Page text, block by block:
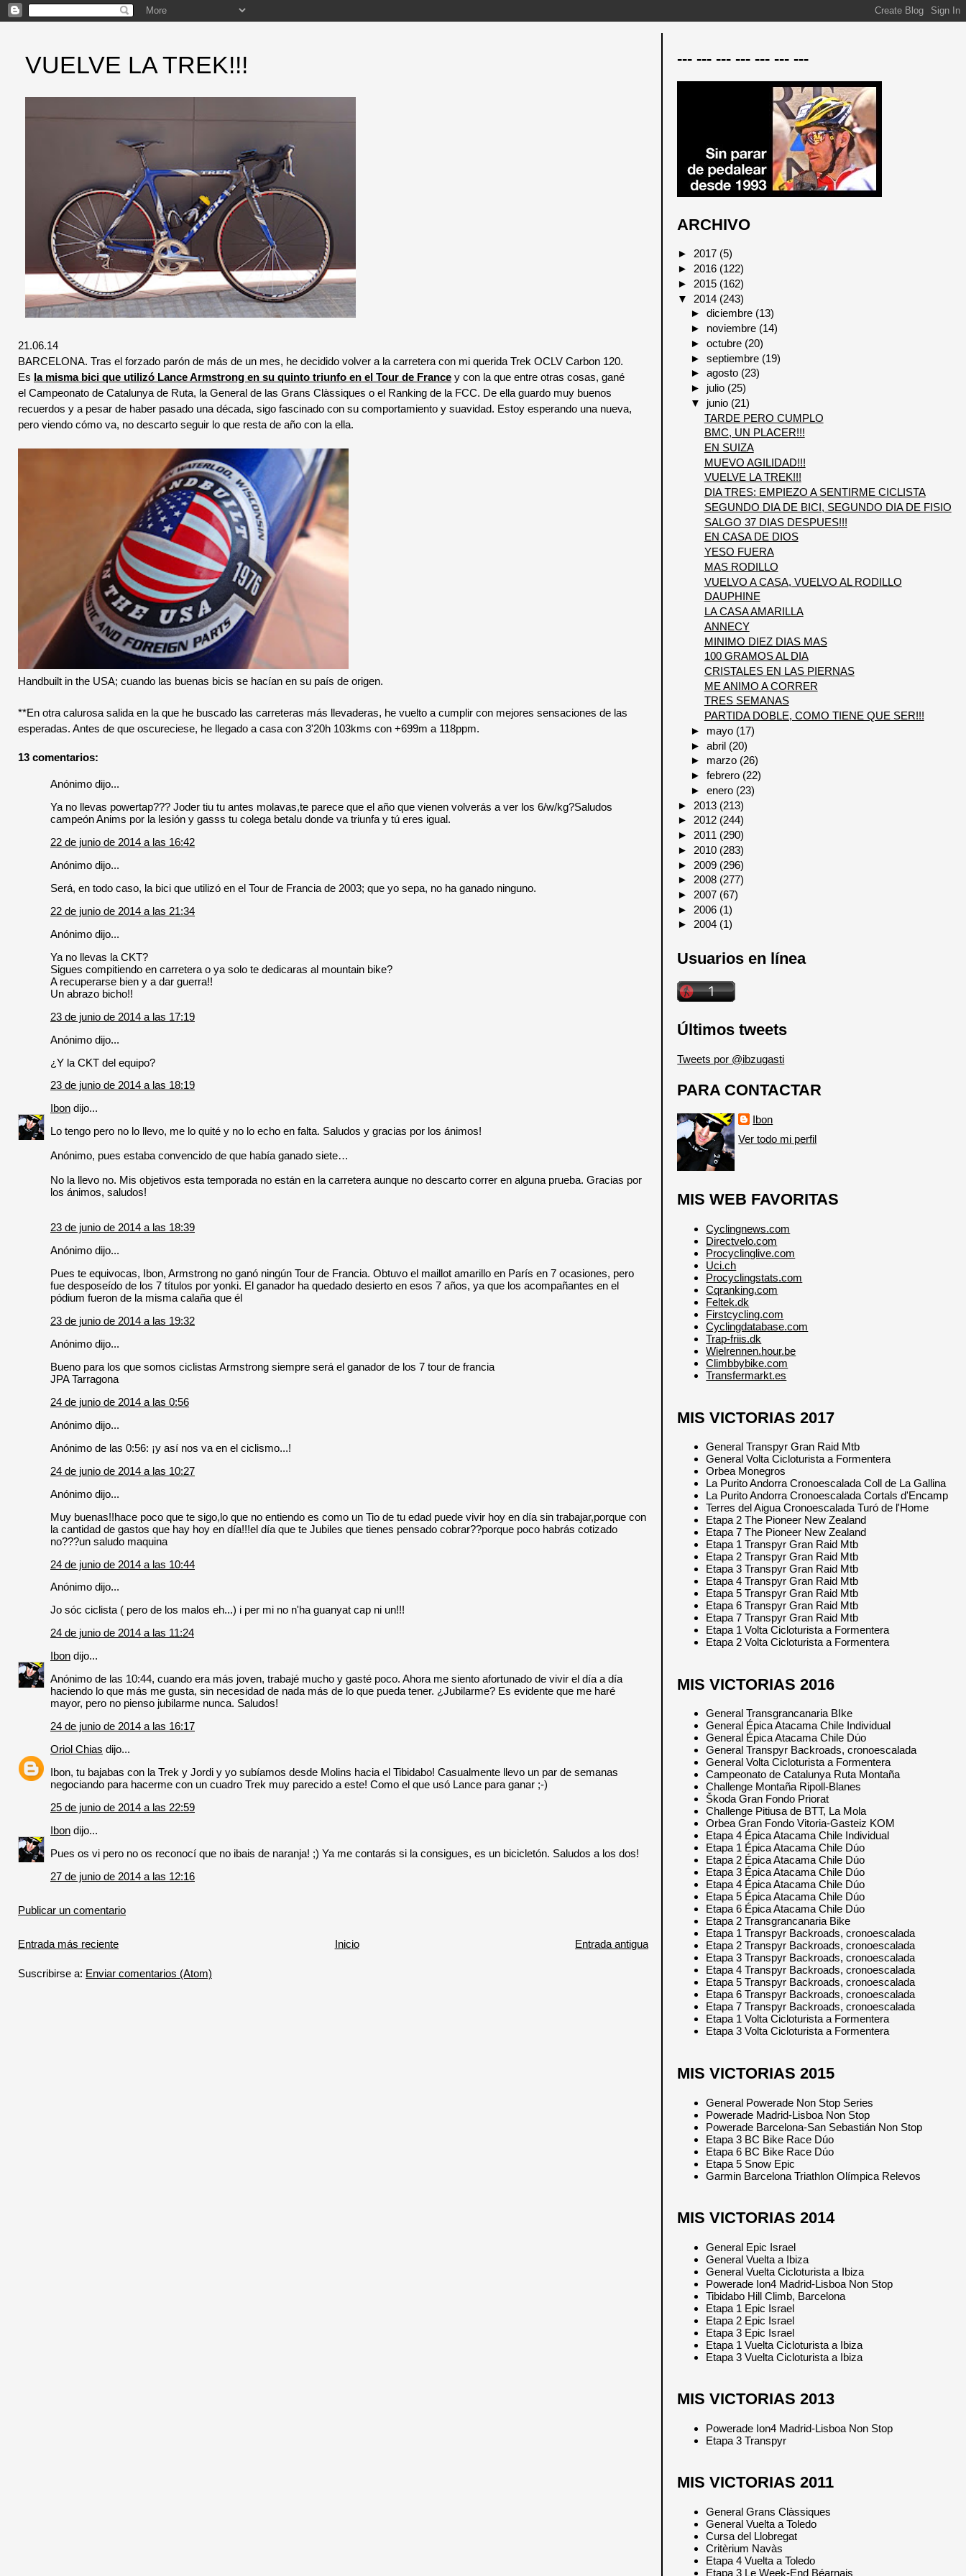
VUELVE LA TREK!!!
21.06.14
BARCELONA. Tras el forzado parón de más de un mes, he decidido volver a la carretera con mi querida Trek OCLV Carbon 120.
Es la misma bici que utilizó Lance Armstrong en su quinto triunfo en el Tour de France y con la que entre otras cosas, gané
el Campeonato de Catalunya de Ruta, la General de las Grans Clàssiques o el Ranking de la FCC. De ella guardo muy buenos
recuerdos y a pesar de haber pasado una década, sigo fascinado con su comportamiento y suavidad. Estoy esperando una nueva,
pero viendo cómo va, no descarto seguir lo que resta de año con la ella.
Handbuilt in the USA; cuando las buenas bicis se hacían en su país de origen.
**En otra calurosa salida en la que he buscado las carreteras más llevaderas, he vuelto a cumplir con mejores sensaciones de las
esperadas. Antes de que oscureciese, he llegado a casa con 3'20h 103kms con +699m a 118ppm.
13 comentarios:
Anónimo dijo...
Ya no llevas powertap??? Joder tiu tu antes molavas,te parece que el año que vienen volverás a ver los 6/w/kg?Saludos
campeón Anims por la lesión y gasss tu colega betalu donde va triunfa y tú eres igual.
22 de junio de 2014 a las 16:42
Anónimo dijo...
Será, en todo caso, la bici que utilizó en el Tour de Francia de 2003; que yo sepa, no ha ganado ninguno.
22 de junio de 2014 a las 21:34
Anónimo dijo...
Ya no llevas la CKT?
Sigues compitiendo en carretera o ya solo te dedicaras al mountain bike?
A recuperarse bien y a dar guerra!!
Un abrazo bicho!!
23 de junio de 2014 a las 17:19
Anónimo dijo...
¿Y la CKT del equipo?
23 de junio de 2014 a las 18:19
Ibon dijo...
Lo tengo pero no lo llevo, me lo quité y no lo echo en falta. Saludos y gracias por los ánimos!
Anónimo, pues estaba convencido de que había ganado siete…
No la llevo no. Mis objetivos esta temporada no están en la carretera aunque no descarto correr en alguna prueba. Gracias por
los ánimos, saludos!
23 de junio de 2014 a las 18:39
Anónimo dijo...
Pues te equivocas, Ibon, Armstrong no ganó ningún Tour de Francia. Obtuvo el maillot amarillo en París en 7 ocasiones, pero
fue desposeído de los 7 títulos por yonki. El ganador ha quedado desierto en esos 7 años, ya que los acompañantes en el
pódium fueron de la misma calaña que él
23 de junio de 2014 a las 19:32
Anónimo dijo...
Bueno para los que somos ciclistas Armstrong siempre será el ganador de los 7 tour de francia
JPA Tarragona
24 de junio de 2014 a las 0:56
Anónimo dijo...
Anónimo de las 0:56: ¡y así nos va en el ciclismo...!
24 de junio de 2014 a las 10:27
Anónimo dijo...
Muy buenas!!hace poco que te sigo,lo que no entiendo es como un Tio de tu edad puede vivir hoy en día sin trabajar,porque con
la cantidad de gastos que hay hoy en día!!!el día que te Jubiles que tienes pensado cobrar??porque poco habrás cotizado
no???un saludo maquina
24 de junio de 2014 a las 10:44
Anónimo dijo...
Jo sóc ciclista ( pero de los malos eh...) i per mi no n'ha guanyat cap ni un!!!
24 de junio de 2014 a las 11:24
Ibon dijo...
Anónimo de las 10:44, cuando era más joven, trabajé mucho y gasté poco. Ahora me siento afortunado de vivir el día a día
haciendo lo que más me gusta, sin necesidad de nada más de lo que pueda tener. ¿Jubilarme? Es evidente que me haré
mayor, pero no pienso jubilarme nunca. Saludos!
24 de junio de 2014 a las 16:17
Oriol Chias dijo...
Ibon, tu bajabas con la Trek y Jordi y yo subíamos desde Molins hacia el Tibidabo! Casualmente llevo un par de semanas
negociando para hacerme con un cuadro Trek muy parecido a este! Como el que usó Lance para ganar ;-)
25 de junio de 2014 a las 22:59
Ibon dijo...
Pues os vi pero no os reconocí que no ibais de naranja! ;) Ya me contarás si la consigues, es un bicicletón. Saludos a los dos!
27 de junio de 2014 a las 12:16
Publicar un comentario
Entrada más reciente Entrada antigua
Inicio
Suscribirse a: Enviar comentarios (Atom)
--- --- --- --- --- --- ---
ARCHIVO
►2017 (5)
► 2016 (122)
► 2015 (162)
▼ 2014 (243)
►diciembre (13)
► noviembre (14)
►octubre (20)
►septiembre (19)
►agosto (23)
► julio (25)
▼ junio (21)
TARDE PERO CUMPLO
BMC, UN PLACER!!!
EN SUIZA
MUEVO AGILIDAD!!!
VUELVE LA TREK!!!
DIA TRES: EMPIEZO A SENTIRME CICLISTA
SEGUNDO DIA DE BICI, SEGUNDO DIA DE FISIO
SALGO 37 DIAS DESPUES!!!
EN CASA DE DIOS
YESO FUERA
MAS RODILLO
VUELVO A CASA, VUELVO AL RODILLO
DAUPHINE
LA CASA AMARILLA
ANNECY
MINIMO DIEZ DIAS MAS
100 GRAMOS AL DIA
CRISTALES EN LAS PIERNAS
ME ANIMO A CORRER
TRES SEMANAS
PARTIDA DOBLE, COMO TIENE QUE SER!!!
► mayo (17)
►abril (20)
► marzo (26)
►febrero (22)
►enero (23)
► 2013 (213)
► 2012 (244)
► 2011 (290)
► 2010 (283)
► 2009 (296)
► 2008 (277)
► 2007 (67)
► 2006 (1)
►2004 (1)
Usuarios en línea
Últimos tweets
Tweets por @ibzugasti
PARA CONTACTAR
Ibon
Ver todo mi perfil
MIS WEB FAVORITAS
Cyclingnews.com
Directvelo.com
Procyclinglive.com
Uci.ch
Procyclingstats.com
Cqranking.com
Feltek.dk
Firstcycling.com
Cyclingdatabase.com
Trap-friis.dk
Wielrennen.hour.be
Climbbybike.com
Transfermarkt.es
MIS VICTORIAS 2017
General Transpyr Gran Raid Mtb
General Volta Cicloturista a Formentera
Orbea Monegros
La Purito Andorra Cronoescalada Coll de La Gallina
La Purito Andorra Cronoescalada Cortals d'Encamp
Terres del Aigua Cronoescalada Turó de l'Home
Etapa 2 The Pioneer New Zealand
Etapa 7 The Pioneer New Zealand
Etapa 1 Transpyr Gran Raid Mtb
Etapa 2 Transpyr Gran Raid Mtb
Etapa 3 Transpyr Gran Raid Mtb
Etapa 4 Transpyr Gran Raid Mtb
Etapa 5 Transpyr Gran Raid Mtb
Etapa 6 Transpyr Gran Raid Mtb
Etapa 7 Transpyr Gran Raid Mtb
Etapa 1 Volta Cicloturista a Formentera
Etapa 2 Volta Cicloturista a Formentera
MIS VICTORIAS 2016
General Transgrancanaria BIke
General Épica Atacama Chile Individual
General Épica Atacama Chile Dúo
General Transpyr Backroads, cronoescalada
General Volta Cicloturista a Formentera
Campeonato de Catalunya Ruta Montaña
Challenge Montaña Ripoll-Blanes
Škoda Gran Fondo Priorat
Challenge Pitiusa de BTT, La Mola
Orbea Gran Fondo Vitoria-Gasteiz KOM
Etapa 4 Épica Atacama Chile Individual
Etapa 1 Épica Atacama Chile Dúo
Etapa 2 Épica Atacama Chile Dúo
Etapa 3 Épica Atacama Chile Dúo
Etapa 4 Épica Atacama Chile Dúo
Etapa 5 Épica Atacama Chile Dúo
Etapa 6 Épica Atacama Chile Dúo
Etapa 2 Transgrancanaria Bike
Etapa 1 Transpyr Backroads, cronoescalada
Etapa 2 Transpyr Backroads, cronoescalada
Etapa 3 Transpyr Backroads, cronoescalada
Etapa 4 Transpyr Backroads, cronoescalada
Etapa 5 Transpyr Backroads, cronoescalada
Etapa 6 Transpyr Backroads, cronoescalada
Etapa 7 Transpyr Backroads, cronoescalada
Etapa 1 Volta Cicloturista a Formentera
Etapa 3 Volta Cicloturista a Formentera
MIS VICTORIAS 2015
General Powerade Non Stop Series
Powerade Madrid-Lisboa Non Stop
Powerade Barcelona-San Sebastián Non Stop
Etapa 3 BC Bike Race Dúo
Etapa 6 BC Bike Race Dúo
Etapa 5 Snow Epic
Garmin Barcelona Triathlon Olímpica Relevos
MIS VICTORIAS 2014
General Epic Israel
General Vuelta a Ibiza
General Vuelta Cicloturista a Ibiza
Powerade Ion4 Madrid-Lisboa Non Stop
Tibidabo Hill Climb, Barcelona
Etapa 1 Epic Israel
Etapa 2 Epic Israel
Etapa 3 Epic Israel
Etapa 1 Vuelta Cicloturista a Ibiza
Etapa 3 Vuelta Cicloturista a Ibiza
MIS VICTORIAS 2013
Powerade Ion4 Madrid-Lisboa Non Stop
Etapa 3 Transpyr
MIS VICTORIAS 2011
General Grans Clàssiques
General Vuelta a Toledo
Cursa del Llobregat
Critèrium Navàs
Etapa 4 Vuelta a Toledo
Etapa 3 Le Week-End Béarnais